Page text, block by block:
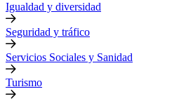
Igualdad y diversidad
Seguridad y tráfico
Servicios Sociales y Sanidad
Turismo